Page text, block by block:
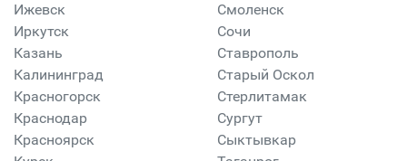
Ижевск
Иркутск
Казань
Калининград
Красногорск
Краснодар
Красноярск
Смоленск
Сочи
Ставрополь
Старый Оскол
Стерлитамак
Сургут
Сыктывкар